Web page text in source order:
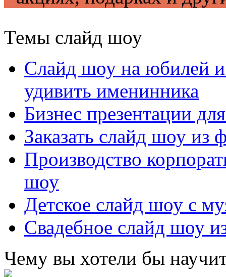
Темы слайд шоу
Слайд шоу на юбилей
удивить именинника
Бизнес презентации
Заказать слайд шоу
Производство
шоу
Детское слайд шоу с
Свадебное слайд шоу
Чему вы хотели бы